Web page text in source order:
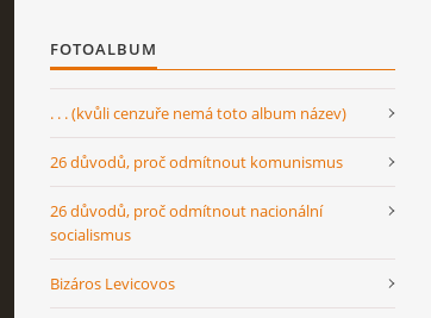
FOTOALBUM
. . . (kvůli cenzuře nemá toto album název)
26 důvodů, proč odmítnout komunismus
26 důvodů, proč odmítnout nacionální
socialismus
Bizáros Levicovos